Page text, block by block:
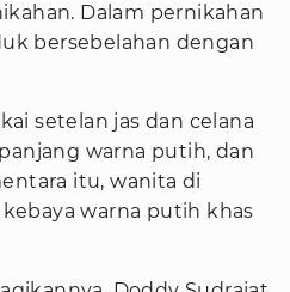
Dalam pernikahan
bersebelahan dengan
setelan jas dan celana
warna putih, dan
itu, wanita di
warna putih khas